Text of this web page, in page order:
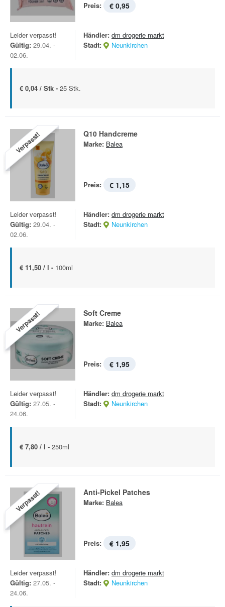
Preis: € 0,95
Leider verpasst!
Gültig: 29.04. -
02.06.
Händler: dm drogerie markt
Stadt:
Neunkirchen
€ 0,04 / Stk - 25 Stk.
Verpasst! Q10 Handcreme
Marke: Balea
Preis: € 1,15
Leider verpasst!
Gültig: 29.04. -
02.06.
Händler: dm drogerie markt
Stadt:
Neunkirchen
€ 11,50 / l - 100ml
Verpasst! Soft Creme
Marke: Balea
Preis: € 1,95
Leider verpasst!
Gültig: 27.05. -
24.06.
Händler: dm drogerie markt
Stadt:
Neunkirchen
€ 7,80 / l - 250ml
Verpasst! Anti-Pickel Patches
Marke: Balea
Preis: € 1,95
Leider verpasst!
Gültig: 27.05. -
24.06.
Händler: dm drogerie markt
Stadt:
Neunkirchen